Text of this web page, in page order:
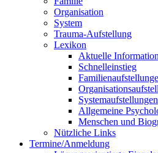
Organisation
System
Trauma-Aufstellung
Lexikon
Aktuelle
Schnelleinstieg
Systemaufstellungen
Allgemeine
Menschen und
Nützliche Links
Termine/Anmeldung